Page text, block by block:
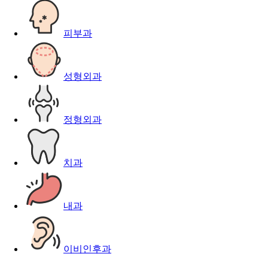
피부과
성형외과
정형외과
치과
내과
이비인후과